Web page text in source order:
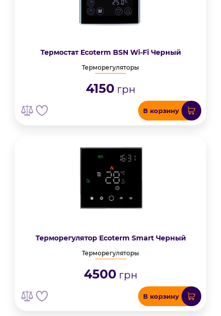
Термостат Ecoterm BSN Wi-Fi Черный
Терморегуляторы
4150 грн
В корзину
Терморегулятор Ecoterm Smart Черный
Терморегуляторы
4500 грн
В корзину